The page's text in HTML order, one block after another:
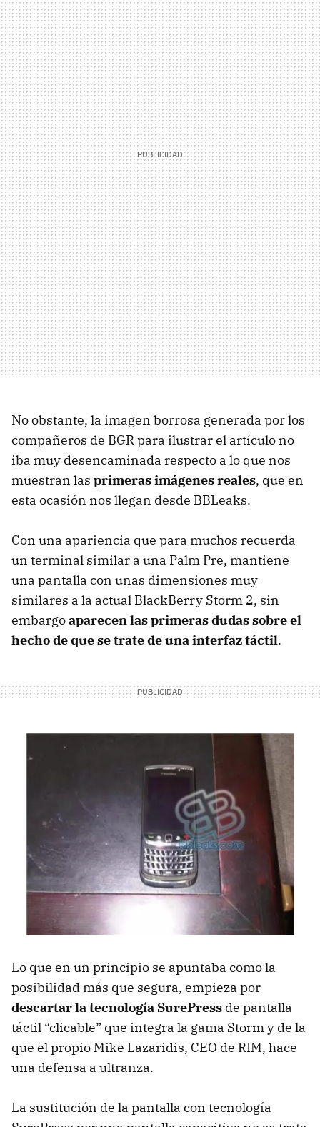
No obstante, la imagen borrosa generada por los
compañeros de BGRpara ilustrar el artículo no
iba muy desencaminada respecto a lo que nos
muestran las primeras imágenes reales, que en
esta ocasión nos llegan desde BBLeaks.
Con una apariencia que para muchos recuerda
un terminal similar a una Palm Pre, mantiene
una pantalla con unas dimensiones muy
similares a la actual BlackBerry Storm 2, sin
embargoaparecen las primeras dudas sobre el
hecho de que se trate de una interfaz táctil.
Lo que en un principio se apuntaba como la
posibilidad más que segura, empieza por
descartar la tecnología SurePress de pantalla
táctil “clicable” que integra la gama Storm y de la
que el propio Mike Lazaridis, CEO de RIM, hace
una defensa a ultranza.
La sustitución de la pantalla con tecnología